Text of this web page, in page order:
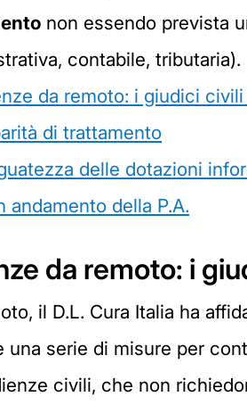
non essendo prevista
contabile, tributaria).
da remoto: i giudici
di trattamento
delle dotazioni
andamento della P.A.
da remoto: i
il D.L. Cura Italia ha
una serie di misure per
civili, che non